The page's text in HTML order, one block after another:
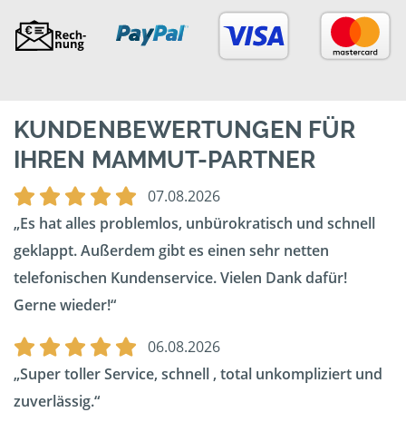
KUNDENBEWERTUNGEN FÜR
IHREN MAMMUT-PARTNER
07.08.2026
Es hat alles problemlos, unbürokratisch und schnell
geklappt. Außerdem gibt es einen sehr netten
telefonischen Kundenservice. Vielen Dank dafür!
Gerne wieder!
06.08.2026
Super toller Service, schnell , total unkompliziert und
zuverlässig.